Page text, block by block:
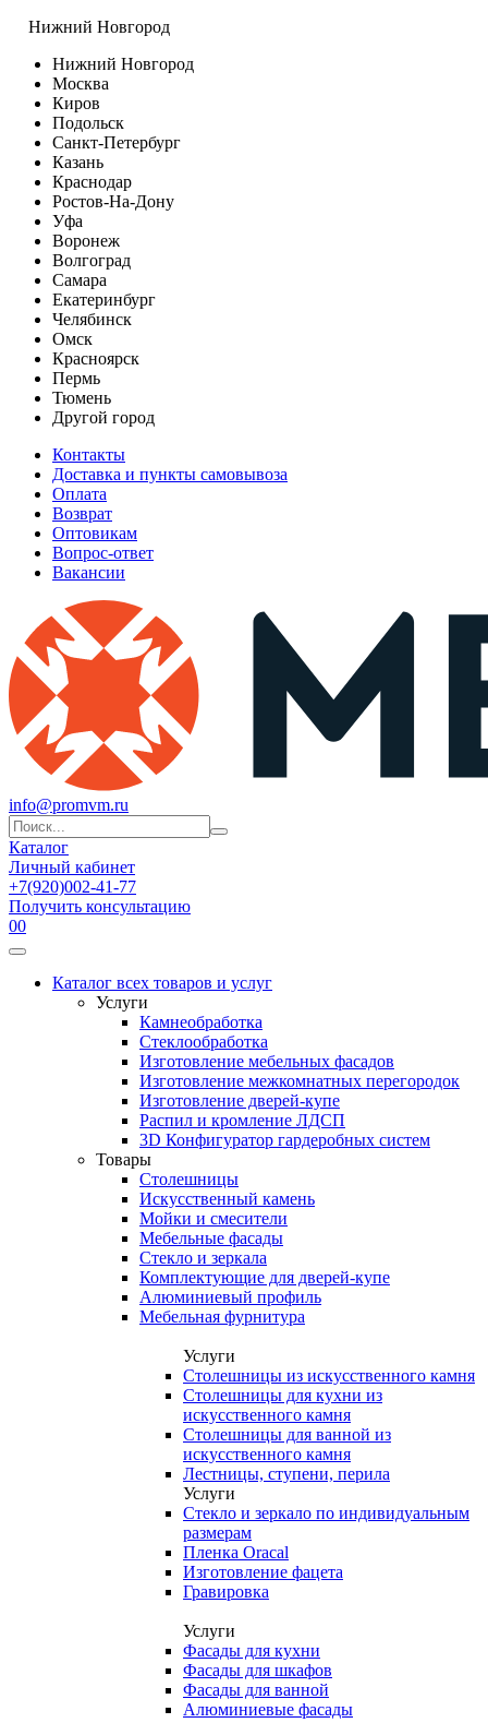
Нижний Новгород
Нижний Новгород
Москва
Киров
Подольск
Санкт-Петербург
Казань
Краснодар
Ростов-На-Дону
Уфа
Воронеж
Волгоград
Самара
Екатеринбург
Челябинск
Омск
Красноярск
Пермь
Тюмень
Другой город
Контакты
Доставка и пункты самовывоза
Оплата
Возврат
Оптовикам
Вопрос-ответ
Вакансии
info@promvm.ru
Каталог
Личный кабинет
+7(920)002-41-77
Получить консультацию
00
Каталог всех товаров и услуг
Услуги
Камнеобработка
Стеклообработка
Изготовление мебельных фасадов
Изготовление межкомнатных перегородок
Изготовление дверей-купе
Распил и кромление ЛДСП
3D Конфигуратор гардеробных систем
Товары
Столешницы
Искусственный камень
Мойки и смесители
Мебельные фасады
Стекло и зеркала
Комплектующие для дверей-купе
Алюминиевый профиль
Мебельная фурнитура
Услуги
Столешницы из искусственного камня
Столешницы для кухни из
искусственного камня
Столешницы для ванной из
искусственного камня
Лестницы, ступени, перила
Услуги
Стекло и зеркало по индивидуальным
размерам
Пленка Oracal
Изготовление фацета
Гравировка
Услуги
Фасады для кухни
Фасады для шкафов
Фасады для ванной
Алюминиевые фасады